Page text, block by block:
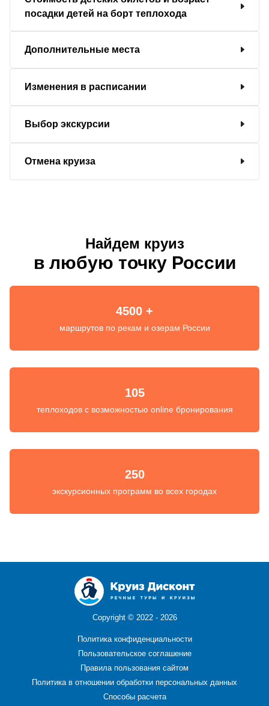
посадки детей на борт теплохода
Дополнительные места
Изменения в расписании
Выбор экскурсии
Отмена круиза
Найдем круиз
в любую точку России
4500 +
маршрутов по рекам и озерам России
105
теплоходов с возможностью online бронирования
250
экскурсионных программ во всех городах
Copyright © 2022 - 2026
Политика конфиденциальности
Пользовательское соглашение
Правила пользования сайтом
Политика в отношении обработки персональных данных
Способы расчета